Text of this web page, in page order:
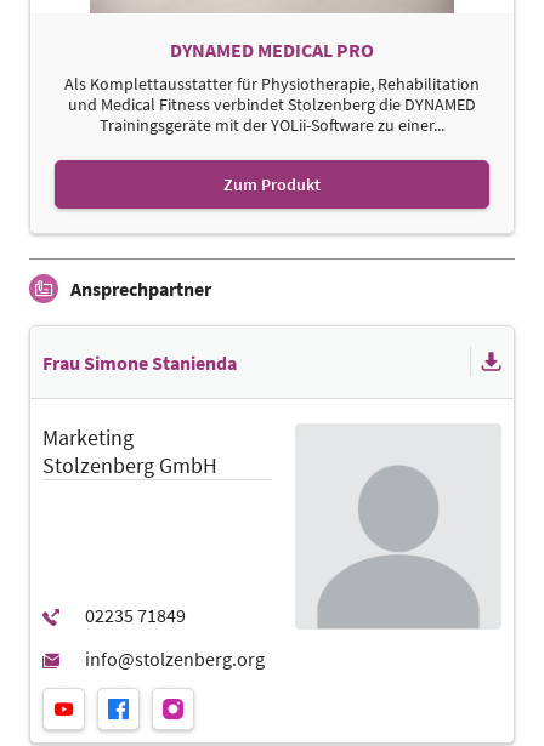
DYNAMED MEDICAL PRO
Als Komplettausstatter für Physiotherapie, Rehabilitation
und Medical Fitness verbindet Stolzenberg die DYNAMED
Trainingsgeräte mit der YOLii-Software zu einer...
Zum Produkt
Ansprechpartner
Frau Simone Stanienda
Marketing
Stolzenberg GmbH